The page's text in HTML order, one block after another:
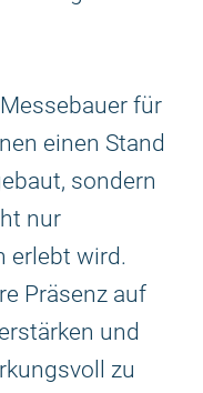
für
einen Stand
sondern
nur
erlebt wird.
Präsenz auf
und
zu